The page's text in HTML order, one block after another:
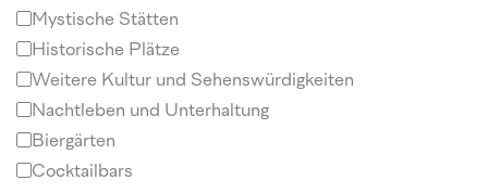
Mystische Stätten
Historische Plätze
Weitere Kultur und Sehenswürdigkeiten
Nachtleben und Unterhaltung
Biergärten
Cocktailbars